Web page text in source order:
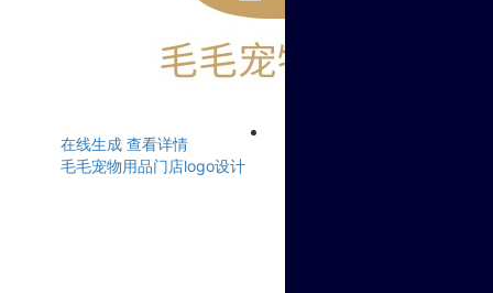
在线生成 查看详情
毛毛宠物用品门店logo设计